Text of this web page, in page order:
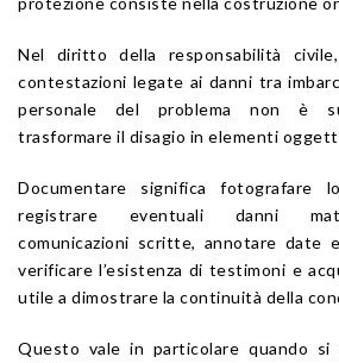
Nel diritto della responsabilità
contestazioni legate ai danni tra
personale del problema non è
trasformare il disagio in elementi
Documentare significa fotografare
registrare eventuali danni
comunicazioni scritte, annotare date
verificare l’esistenza di testimoni e
utile a dimostrare la continuità della
Questo vale in particolare quando si